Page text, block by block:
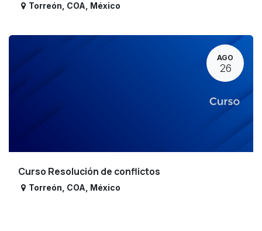
Torreón COA México
AGO
26
Curso Resolución de conflictos
Torreón COA México